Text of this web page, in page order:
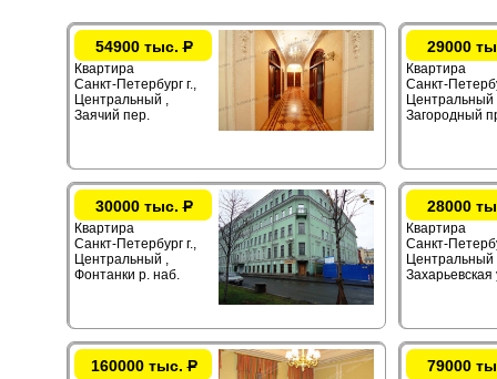
54900 тыс.Р
Квартира
Санкт-Петербург г.,
Центральный ,
Заячий пер.
29000
Квартира
Санкт-
Центральный
Загородный
30000 тыс.Р
Квартира
Санкт-Петербург г.,
Центральный ,
Фонтанки р. наб.
28000
Квартира
Санкт-
Центральный
Захарьевская
160000 тыс.Р 79000